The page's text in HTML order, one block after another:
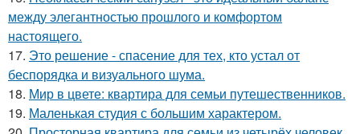
между элегантностью прошлого и комфортом
настоящего.
17. Это решение - спасение для тех, кто устал от
беспорядка и визуального шума.
18. Мир в цвете: квартира для семьи путешественников.
19. Маленькая студия с большим характером.